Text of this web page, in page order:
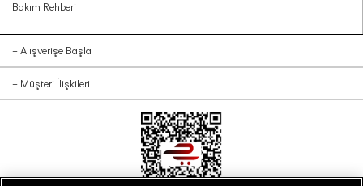
Bakım Rehberi
+ Alışverişe Başla
+ Müşteri İlişkileri